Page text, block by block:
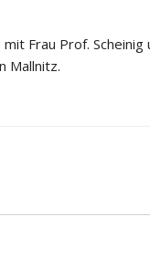
Frau Prof. Scheinig
Mallnitz.